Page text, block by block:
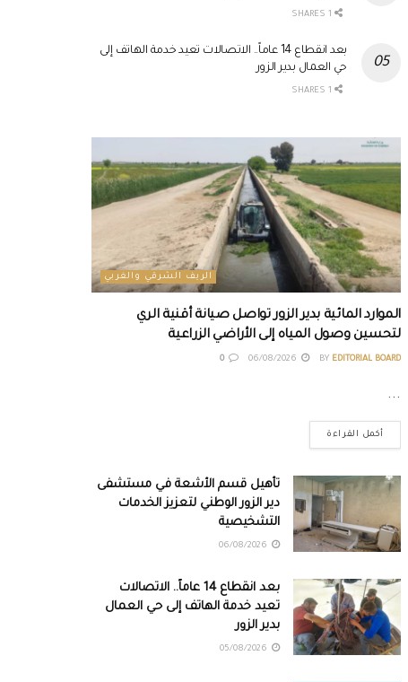
بعد انقطاع 14 عاماً.. الاتصالات تعيد خدمة الهاتف إلى
حي العمال بدير الزور
الريف الشرقي والغربي
الموارد المائية بدير الزور تواصل صيانة أقنية الري
لتحسين وصول المياه إلى الأراضي الزراعية
BY EDITORIAL BOARD
0
...
أكمل القراءة
تأهيل قسم الأشعة في مستشفى
دير الزور الوطني لتعزيز الخدمات
التشخيصية
بعد انقطاع 14 عاماً.. الاتصالات
تعيد خدمة الهاتف إلى حي العمال
بدير الزور